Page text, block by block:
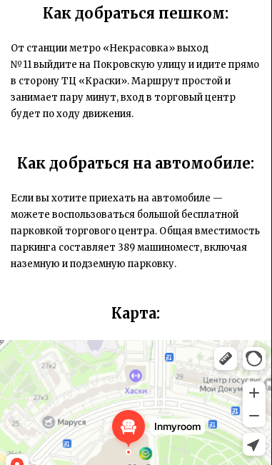
Как добраться пешком:
От станции метро «Некрасовка» выход
№11 выйдите на Покровскую улицу и идите прямо
в сторону ТЦ «Краски». Маршрут простой и
занимает пару минут, вход в торговый центр
будет по ходу движения.
Как добраться на автомобиле:
Если вы хотите приехать на автомобиле —
можете воспользоваться большой бесплатной
парковкой торгового центра. Общая вместимость
паркинга составляет 389 машиномест, включая
наземную и подземную парковку.
Карта:
Inmyroom
Магазин мебели в Москве